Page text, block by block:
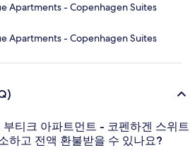
Apartments - Copenhagen Suites
Apartments - Copenhagen Suites
부티크 아파트먼트 - 코펜하겐 스위트
하고 전액 환불받을 수 있나요?